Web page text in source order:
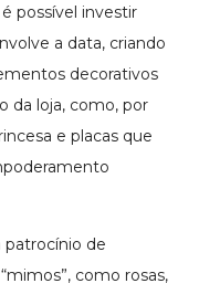
possível investir
a data, criando
decorativos
da loja, como, por
e placas que
patrocínio de
como rosas,